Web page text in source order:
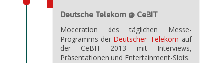
Deutsche Telekom @ CeBIT
Moderation des täglichen Messe-
Programms der Deutschen Telekom auf
der CeBIT 2013 mit Interviews,
Präsentationen und Entertainment-Slots.